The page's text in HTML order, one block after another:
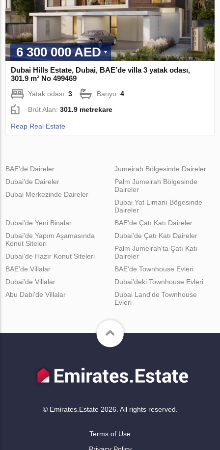
6 300 000 AED
Dubai Hills Estate, Dubai, BAE’de villa 3 yatak odası,
301.9 m² No 499469
Yatak odası:3 Banyo:4
Brüt Alan:301.9 metrekare
Reap Real Estate
BAE'de Daireler
Dubai'de Daireler
Dubai Merkezinde Daireler
Jumeirah Bölgesinde Daireler
Palm Jumeirah Bölgesinde
Daireler
Dubai Yat Limanı Bögesinde
Daireler
Dubai'de Yeni Binalar
Dubai'de Yapım Aşamasında
Konut Siteleri
Dubai'de Hazır Konut Siteleri
BAE'de Çatı Katı Daireler
Dubai'de Çatı Katı Daireler
Palm Jumeirah'ta Çatı Katı
Daireler
BAE'de Villalar
Dubai'de Villalar
Abu Dabi'de Villalar
BAE'de Townhouse Evleri
Dubai'deki Townhouse Evleri
Dubai Land'de Townhouse
Evleri
© Emirates.Estate 2026. All rights reserved.
Terms of Use